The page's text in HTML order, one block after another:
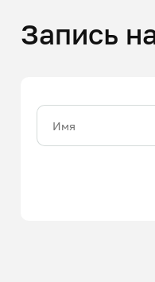
Запись
Имя